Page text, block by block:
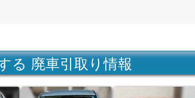
る 廃車引取り情報